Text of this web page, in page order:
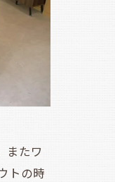
またワ
トの時